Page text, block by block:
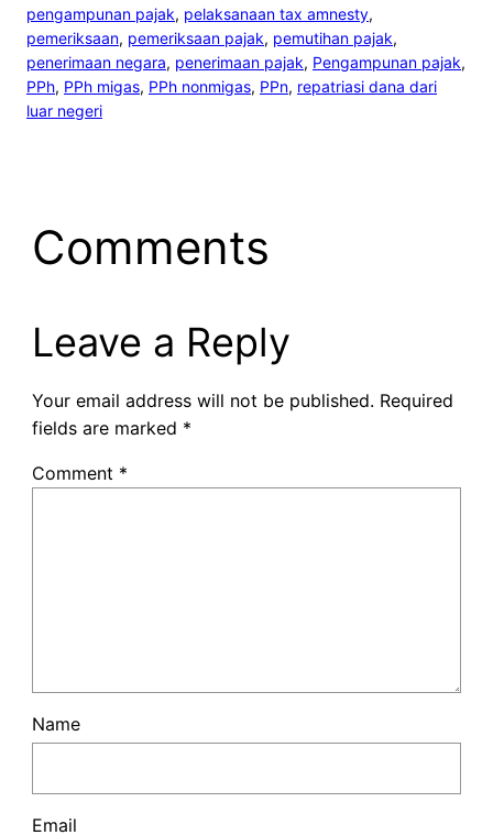
pengampunan pajak, pelaksanaan tax amnesty
pemeriksaan, pemeriksaan pajak, pemutihan pajak
penerimaan negara, penerimaan pajak, Pengampunan pajak
PPh, PPh migas, PPh nonmigas, PPn, repatriasi dana dari
luar negeri
Comments
Leave a Reply
Your email address will not be published. Required
fields are marked *
Comment *
Name
Email